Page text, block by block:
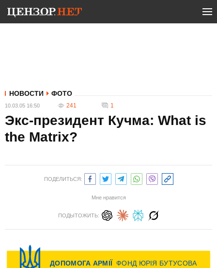
НОВОСТИ ФОТО
10.03.05 16:50 241 1
Экс-президент Кучма: What is
the Matrix?
ПОДЕЛИТЬСЯ:
Мне нравится
ПОДЫТОЖИТЬ: